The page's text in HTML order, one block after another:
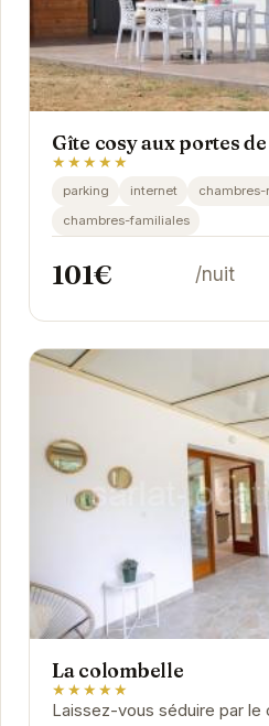
Gîte cosy aux portes
★★★★★
parking internet
chambres-familiales
101€ /nuit
La colombelle
★★★★★
Laissez-vous séduire par le